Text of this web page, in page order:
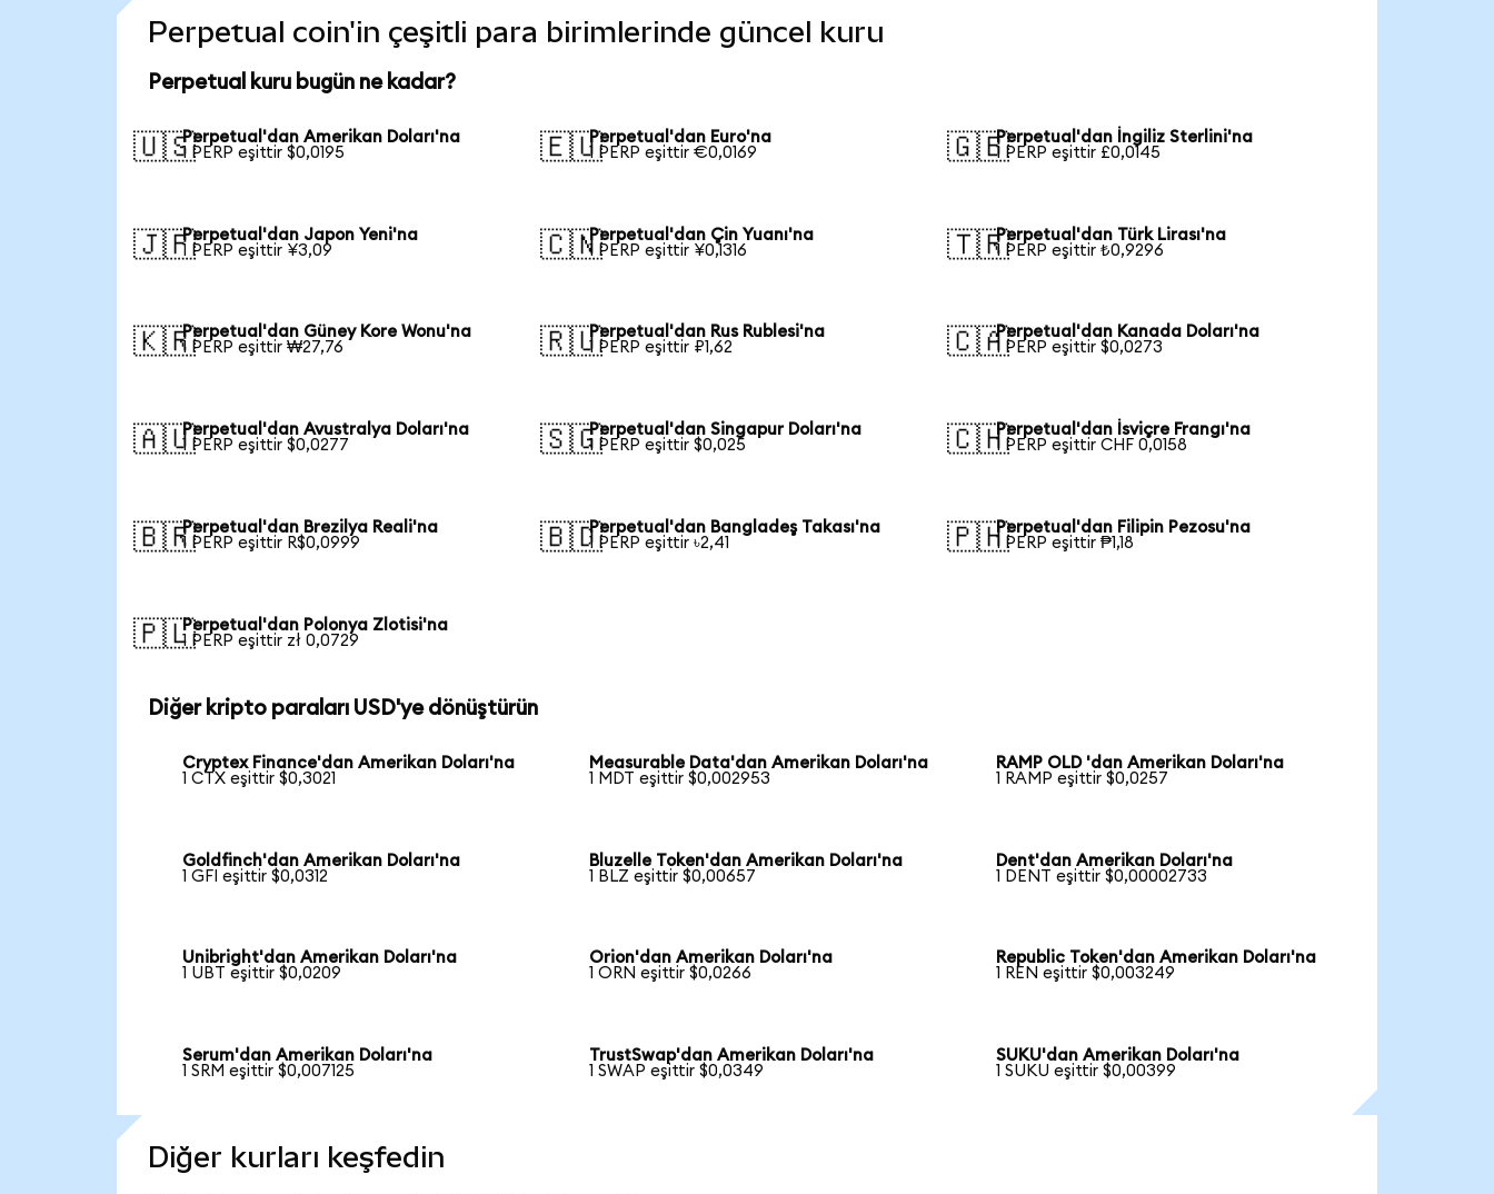
Perpetual coin'in çeşitli para birimlerinde güncel kuru
Perpetual kuru bugün ne kadar?
🇺🇸Perpetual'dan Amerikan Doları'na
1 PERP eşittir $0,0195
🇪🇺Perpetual'dan Euro'na
1 PERP eşittir €0,0169
🇬🇧Perpetual'dan İngiliz Sterlini'na
1 PERP eşittir £0,0145
🇯🇵Perpetual'dan Japon Yeni'na
1 PERP eşittir ¥3,09
🇨🇳Perpetual'dan Çin Yuanı'na
1 PERP eşittir ¥0,1316
🇹🇷Perpetual'dan Türk Lirası'na
1 PERP eşittir ₺0,9296
🇰🇷Perpetual'dan Güney Kore Wonu'na
1 PERP eşittir ₩27,76
🇷🇺Perpetual'dan Rus Rublesi'na
1 PERP eşittir ₽1,62
🇨🇦Perpetual'dan Kanada Doları'na
1 PERP eşittir $0,0273
🇦🇺Perpetual'dan Avustralya Doları'na
1 PERP eşittir $0,0277
🇸🇬Perpetual'dan Singapur Doları'na
1 PERP eşittir $0,025
🇨🇭Perpetual'dan İsviçre Frangı'na
1 PERP eşittir CHF 0,0158
🇧🇷Perpetual'dan Brezilya Reali'na
1 PERP eşittir R$0,0999
🇧🇩Perpetual'dan Bangladeş Takası'na
1 PERP eşittir ৳2,41
🇵🇭Perpetual'dan Filipin Pezosu'na
1 PERP eşittir ₱1,18
🇵🇱Perpetual'dan Polonya Zlotisi'na
1 PERP eşittir zł 0,0729
Diğer kripto paraları USD'ye dönüştürün
Cryptex Finance'dan Amerikan Doları'na
1 CTX eşittir $0,3021
Measurable Data'dan Amerikan Doları'na
1 MDT eşittir $0,002953
RAMP OLD 'dan Amerikan Doları'na
1 RAMP eşittir $0,0257
Goldfinch'dan Amerikan Doları'na
1 GFI eşittir $0,0312
Bluzelle Token'dan Amerikan Doları'na
1 BLZ eşittir $0,00657
Dent'dan Amerikan Doları'na
1 DENT eşittir $0,00002733
Unibright'dan Amerikan Doları'na
1 UBT eşittir $0,0209
Orion'dan Amerikan Doları'na
1 ORN eşittir $0,0266
Republic Token'dan Amerikan Doları'na
1 REN eşittir $0,003249
Serum'dan Amerikan Doları'na
1 SRM eşittir $0,007125
TrustSwap'dan Amerikan Doları'na
1 SWAP eşittir $0,0349
SUKU'dan Amerikan Doları'na
1 SUKU eşittir $0,00399
Diğer kurları keşfedin